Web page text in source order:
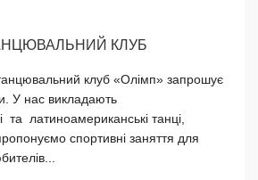
КЛУБ
клуб «Олімп» запрошує
У нас викладають
та латиноамериканські танці,
спортивні заняття для